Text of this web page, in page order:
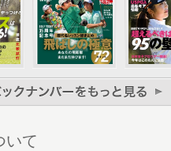
の味わい方 ボナリ
代 vol.12 告知
ー”の打ち方教えます
離を取り戻そう！
教わる苦手克服 第
いて